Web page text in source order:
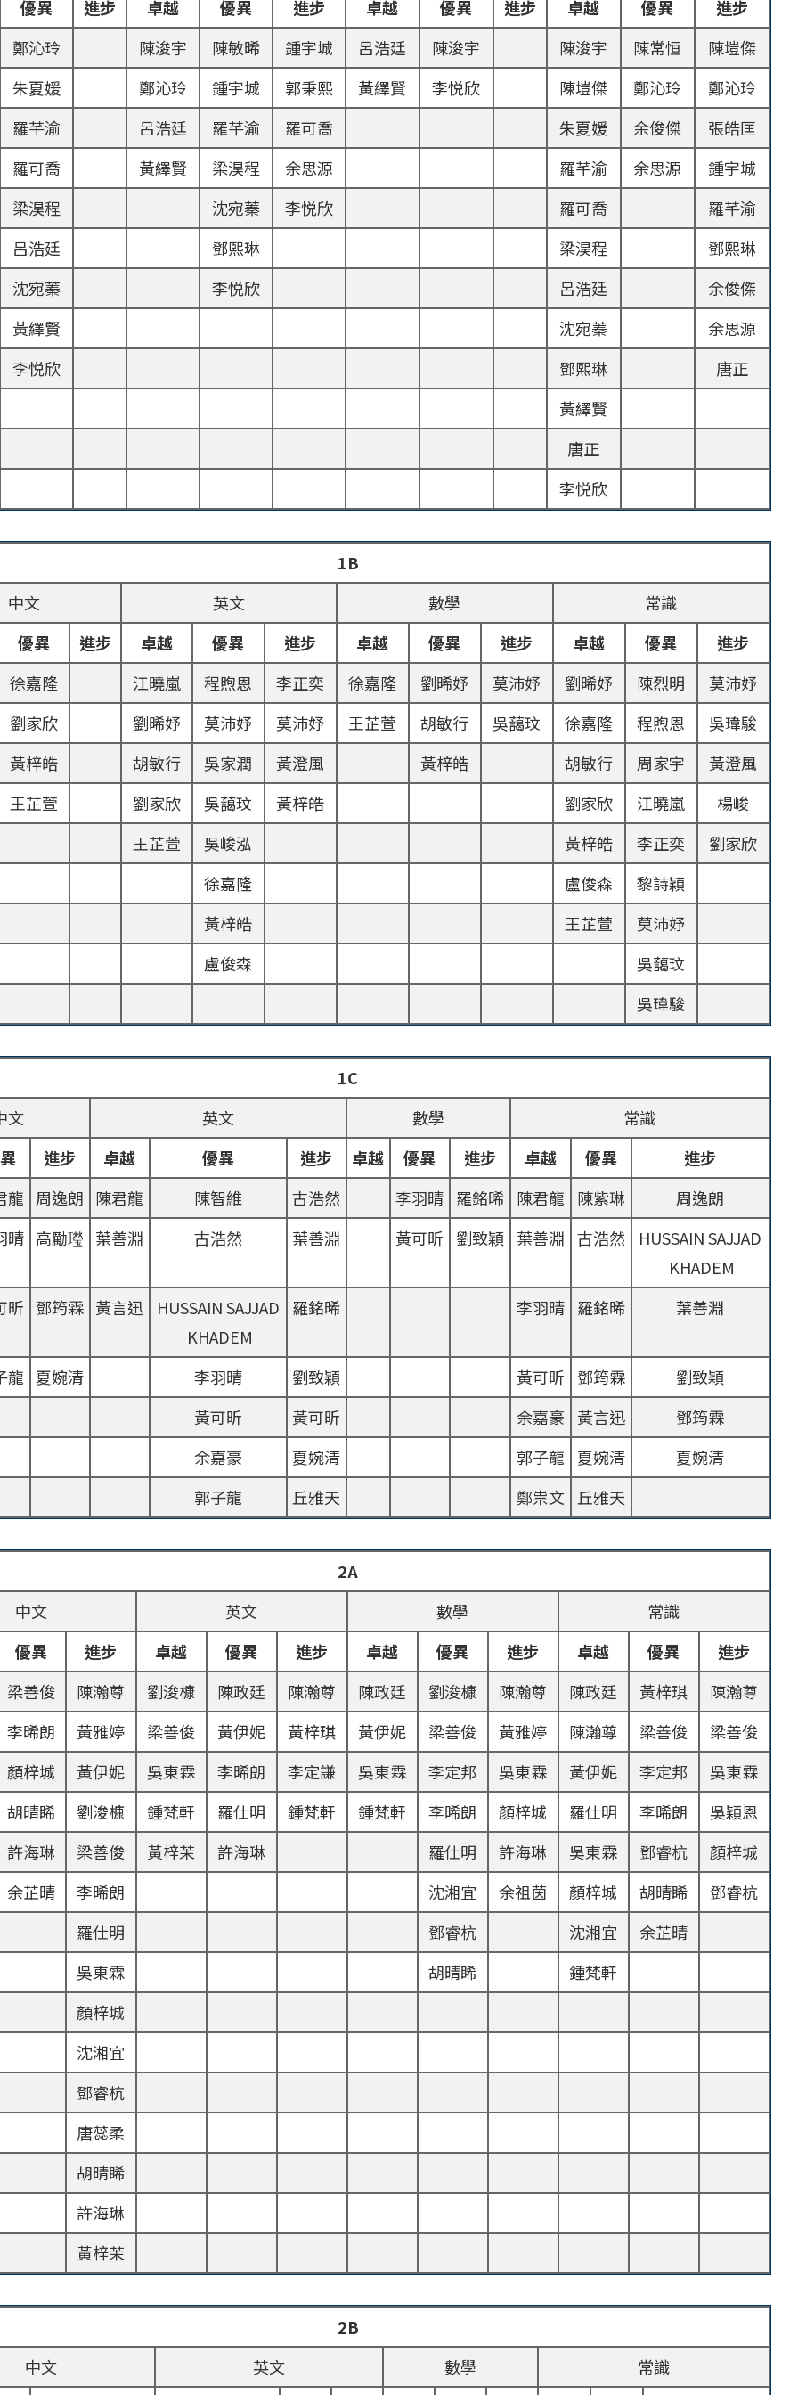
優異
進步 卓越 優異 進步 卓越 優異 進步 卓越 優異
進步
鄭沁玲
陳浚宇 陳敏晞 鍾宇城 呂浩廷 陳浚宇 陳浚宇 陳常恒
陳塏傑
朱夏媛
鄭沁玲 鍾宇城 郭秉熙 黃繹賢 李悦欣 陳塏傑 鄭沁玲
鄭沁玲
羅芊渝
呂浩廷 羅芊渝 羅可喬 朱夏媛 余俊傑
張皓匡
羅可喬
黃繹賢 梁淏程 余思源 羅芊渝 余思源
鍾宇城
梁淏程
沈宛蓁 李悦欣 羅可喬
羅芊渝
呂浩廷
鄧熙琳 梁淏程
鄧熙琳
沈宛蓁
李悦欣 呂浩廷
余俊傑
黃繹賢
沈宛蓁
余思源
李悦欣
鄧熙琳
唐正
黃繹賢
唐正
李悦欣
1B
中文
英文 數學
常識
優異
進步 卓越 優異 進步 卓越 優異 進步 卓越 優異
進步
徐嘉隆
江曉嵐 程煦恩 李正奕 徐嘉隆 劉晞妤 莫沛妤 劉晞妤 陳烈明
莫沛妤
劉家欣
劉晞妤 莫沛妤 莫沛妤 王芷萱 胡敏行 吳藹玟 徐嘉隆 程煦恩
吳瑋駿
黃梓皓
胡敏行 吳家潤 黃澄風 黃梓皓 胡敏行 周家宇
黃澄風
王芷萱
劉家欣 吳藹玟 黃梓皓 劉家欣 江曉嵐
楊峻
王芷萱
吳峻泓 黃梓皓 李正奕
劉家欣
徐嘉隆
盧俊森
黎詩穎
黃梓皓
王芷萱
莫沛妤
盧俊森
吳藹玟
吳瑋駿
1C
文
英文 數學
常識
進步 卓越 優異 進步 卓越 優異 進步 卓越 優異
進步
龍 周逸朗 陳君龍 陳智維 古浩然 李羽晴 羅銘晞 陳君龍 陳紫琳
周逸朗
晴 高勵㼆 葉善淵 古浩然 葉善淵 黃可昕 劉致穎 葉善淵 古浩然
HUSSAIN SAJJAD
KHADEM
昕 鄧筠霖 黃言迅
HUSSAIN SAJJAD
KHADEM
羅銘晞 李羽晴 羅銘晞 葉善淵
龍 夏婉清 李羽晴 劉致穎 黃可昕 鄧筠霖
劉致穎
黃可昕
黃可昕 余嘉豪 黃言迅
鄧筠霖
余嘉豪
夏婉清 郭子龍 夏婉清
夏婉清
郭子龍
丘雅天 鄭祟文 丘雅天
2A
中文
英文 數學
常識
優異
進步 卓越 優異 進步 卓越 優異 進步 卓越 優異
進步
梁善俊
陳瀚尊 劉浚槺 陳政廷 陳瀚尊 陳政廷 劉浚槺 陳瀚尊 陳政廷 黃梓琪
陳瀚尊
李晞朗
黃雅婷 梁善俊 黃伊妮 黃梓琪 黃伊妮 梁善俊 黃雅婷 陳瀚尊 梁善俊
梁善俊
顏梓城
黃伊妮 吳東霖 李晞朗 李定謙 吳東霖 李定邦 吳東霖 黃伊妮 李定邦
吳東霖
胡晴睎
劉浚槺 鍾梵軒 羅仕明 鍾梵軒 鍾梵軒 李晞朗 顏梓城 羅仕明 李晞朗
吳穎恩
許海琳
梁善俊 黃梓茉 許海琳 羅仕明 許海琳 吳東霖 鄧睿杭
顏梓城
余芷晴
李晞朗 沈湘宜 余祖茵 顏梓城 胡晴睎
鄧睿杭
羅仕明
鄧睿杭 沈湘宜
余芷晴
吳東霖
胡晴睎
鍾梵軒
顏梓城
沈湘宜
鄧睿杭
唐蕊柔
胡晴睎
許海琳
黃梓茉
2B
中文
英文 數學 常識